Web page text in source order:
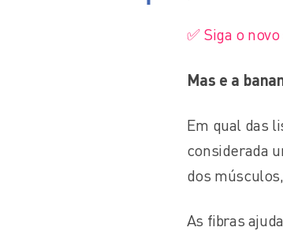
✅ Siga o
Mas e a
Em qual das
considerada
dos
As fibras